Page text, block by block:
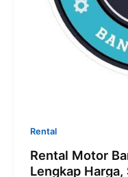
Rental
Rental Motor
Lengkap